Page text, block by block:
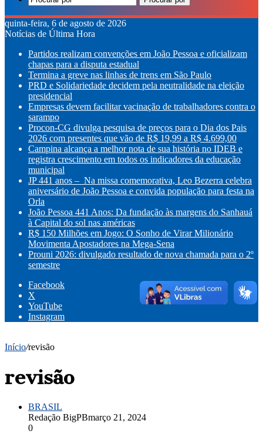
quinta-feira, 6 de agosto de 2026
Notícias de Última Hora
Partidos realizam convenções em João Pessoa e oficializam
chapas para a disputa estadual
Termina a greve nas linhas de trens em São Paulo
PRD e Solidariedade decidem pela neutralidade na eleição
presidencial
Empresas devem facilitar vacinação de trabalhadores contra o
sarampo
Procon-CG divulga pesquisa de preços para o Dia dos Pais
2026 com presentes que vão de R$ 19,99 a R$ 4.699,00
Campina alcança a melhor nota de sua história no IDEB e
registra crescimento em todos os indicadores da educação
municipal
JP 441 anos – Na missa comemorativa, Leo Bezerra celebra
aniversário de João Pessoa e convida população para festa na
Orla
João Pessoa 441 Anos: Da fundação às margens do Sanhauá
à Capital do sol nas américas
R$ 150 Milhões em Jogo: O Sonho de Virar Milionário
Movimenta Apostadores na Mega-Sena
Prouni 2026: divulgado resultado de nova chamada para o 2º
semestre
Facebook
X
YouTube
Instagram
Início/revisão
revisão
BRASIL
Redação BigPBmarço 21, 2024
0